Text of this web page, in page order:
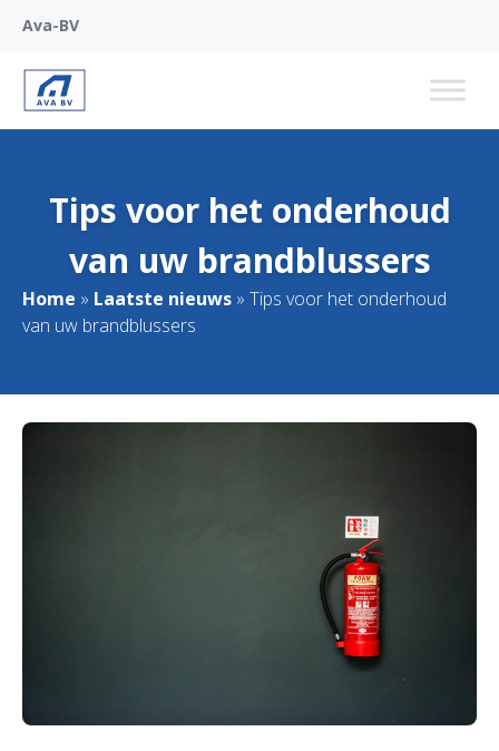
Ava-BV
Tips voor het onderhoud
van uw brandblussers
Home » Laatste nieuws » Tips voor het onderhoud
van uw brandblussers